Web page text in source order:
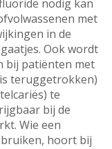
nodig kan
met
in de
Ook wordt
bij patiënten met
teruggetrokken)
te
bij de
Wie een
hoort bij